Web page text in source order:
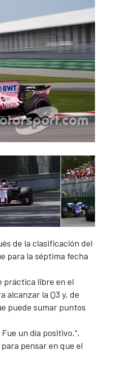
de la clasificación del
para la séptima fecha
práctica libre en el
alcanzar la Q3 y, de
puede sumar puntos
un día positivo.”,
pensar en que el